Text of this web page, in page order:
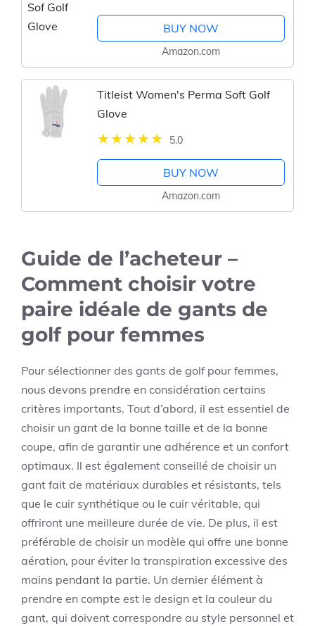
BUY NOW
Amazon.com
Titleist Women's Perma Soft Golf
Glove
5.0
BUY NOW
Amazon.com
Guide de l’acheteur –
Comment choisir votre
paire idéale de gants de
golf pour femmes
Pour sélectionner des gants de golf pour femmes,
nous devons prendre en considération certains
critères importants. Tout d’abord, il est essentiel de
choisir un gant de la bonne taille et de la bonne
coupe, afin de garantir une adhérence et un confort
optimaux. Il est également conseillé de choisir un
gant fait de matériaux durables et résistants, tels
que le cuir synthétique ou le cuir véritable, qui
offriront une meilleure durée de vie. De plus, il est
préférable de choisir un modèle qui offre une bonne
aération, pour éviter la transpiration excessive des
mains pendant la partie. Un dernier élément à
prendre en compte est le design et la couleur du
gant, qui doivent correspondre au style personnel et